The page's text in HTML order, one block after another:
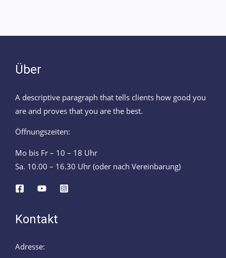
Über
A descriptive paragraph that tells clients how good you
are and proves that you are the best.
Öffnungszeiten:
Mo bis Fr – 10 – 18 Uhr
Sa. 10.00 – 16.30 Uhr (oder nach Vereinbarung)
Kontakt
Adresse: